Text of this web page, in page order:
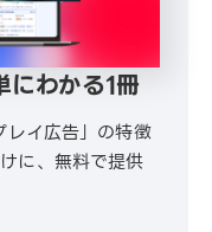
にわかる1冊
レイ広告」の特徴
に、無料で提供